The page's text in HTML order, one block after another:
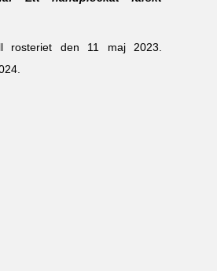
rosteriet den 11 maj 2023.